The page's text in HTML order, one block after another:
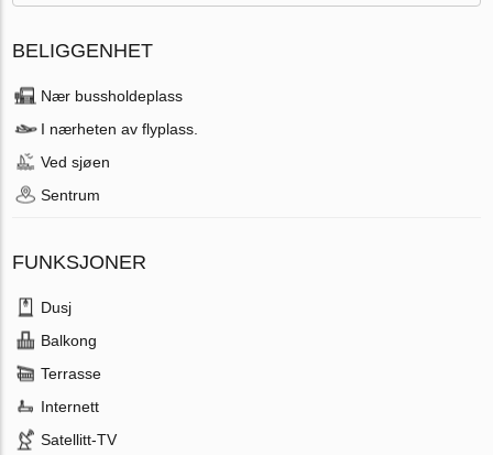
BELIGGENHET
Nær bussholdeplass
I nærheten av flyplass.
Ved sjøen
Sentrum
FUNKSJONER
Dusj
Balkong
Terrasse
Internett
Satellitt-TV